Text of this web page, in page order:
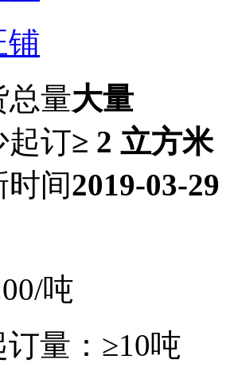
铺
总量大量
起订≥ 2 立方米
时间2019-03-29
/吨
量： ≥10吨